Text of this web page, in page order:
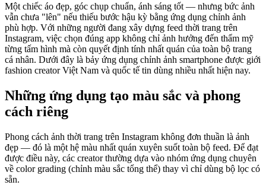
Một chiếc áo đẹp, góc chụp chuẩn, ánh sáng tốt — nhưng bức ảnh
vẫn chưa "lên" nếu thiếu bước hậu kỳ bằng ứng dụng chỉnh ảnh
phù hợp. Với những người đang xây dựng feed thời trang trên
Instagram, việc chọn đúng app không chỉ ảnh hưởng đến thẩm mỹ
từng tấm hình mà còn quyết định tính nhất quán của toàn bộ trang
cá nhân. Dưới đây là bảy ứng dụng chỉnh ảnh smartphone được giới
fashion creator Việt Nam và quốc tế tin dùng nhiều nhất hiện nay.
Những ứng dụng tạo màu sắc và phong
cách riêng
Phong cách ảnh thời trang trên Instagram không đơn thuần là ảnh
đẹp — đó là một hệ màu nhất quán xuyên suốt toàn bộ feed. Để đạt
được điều này, các creator thường dựa vào nhóm ứng dụng chuyên
về color grading (chỉnh màu sắc tổng thể) thay vì chỉ dùng bộ lọc có
sẵn.